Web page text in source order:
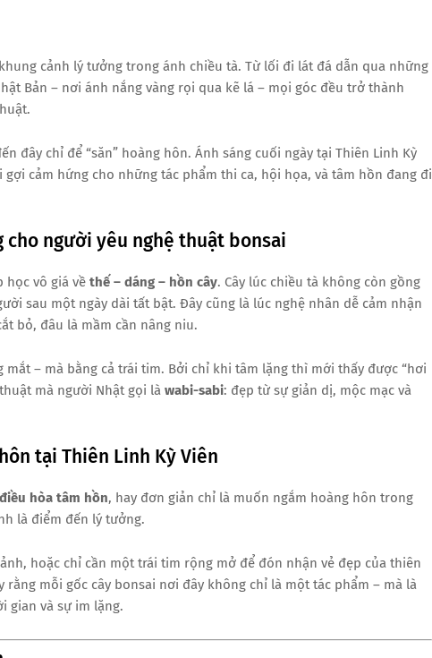
cảnh lý tưởng trong ánh chiều tà. Từ lối đi lát đá dẫn qua những
Bản – nơi ánh nắng vàng rọi qua kẽ lá – mọi góc đều trở thành
đây chỉ để “săn” hoàng hôn. Ánh sáng cuối ngày tại Thiên Linh Kỳ
cảm hứng cho những tác phẩm thi ca, hội họa, và tâm hồn đang đi
cho người yêu nghệ thuật bonsai
học vô giá về thế – dáng – hồn cây. Cây lúc chiều tà không còn gồng
sau một ngày dài tất bật. Đây cũng là lúc nghệ nhân dễ cảm nhận
bỏ, đâu là mầm cần nâng niu.
– mà bằng cả trái tim. Bởi chỉ khi tâm lặng thì mới thấy được “hơi
mà người Nhật gọi là wabi-sabi: đẹp từ sự giản dị, mộc mạc và
tại Thiên Linh Kỳ Viên
điều hòa tâm hồn, hay đơn giản chỉ là muốn ngắm hoàng hôn trong
là điểm đến lý tưởng.
hoặc chỉ cần một trái tim rộng mở để đón nhận vẻ đẹp của thiên
mỗi gốc cây bonsai nơi đây không chỉ là một tác phẩm – mà là
gian và sự im lặng.